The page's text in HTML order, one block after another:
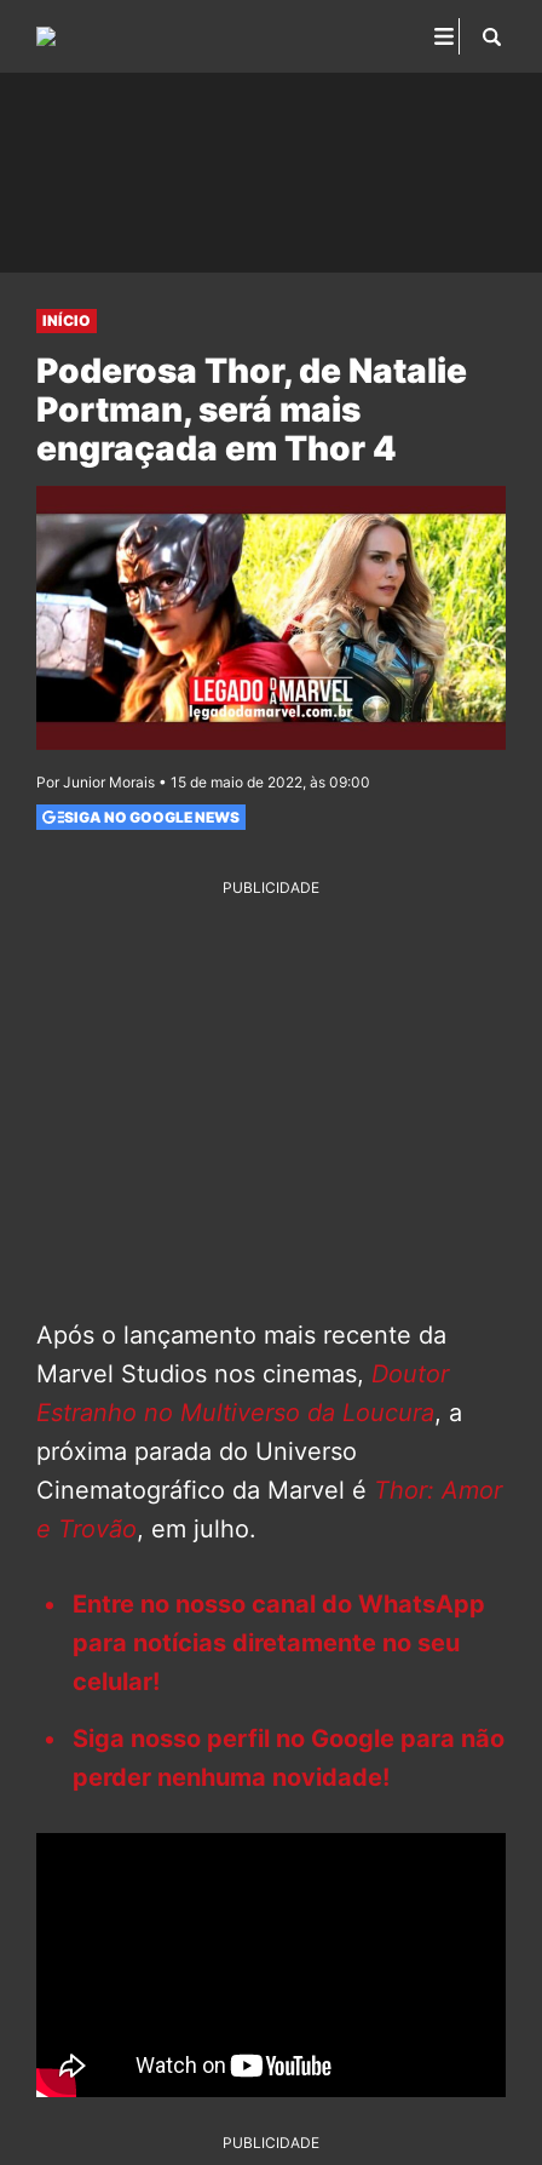
INÍCIO
Poderosa Thor, de Natalie
Portman, será mais
engraçada em Thor 4
Por Junior Morais • 15 de maio de 2022, às 09:00
SIGA NO GOOGLE NEWS
PUBLICIDADE
Após o lançamento mais recente da
Marvel Studios nos cinemas, Doutor
Estranho no Multiverso da Loucura, a
próxima parada do Universo
Cinematográfico da Marvel é Thor: Amor
e Trovão, em julho.
Entre no nosso canal do WhatsApp
para notícias diretamente no seu
celular!
Siga nosso perfil no Google para não
perder nenhuma novidade!
PUBLICIDADE